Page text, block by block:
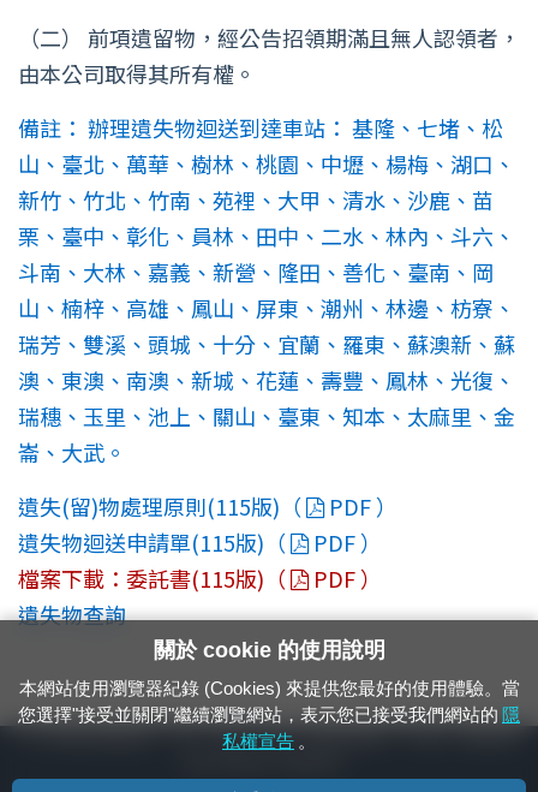
（二） 前項遺留物，經公告招領期滿且無人認領者，
由本公司取得其所有權。
備註： 辦理遺失物迴送到達車站： 基隆、七堵、松
山、臺北、萬華、樹林、桃園、中壢、楊梅、湖口、
新竹、竹北、竹南、苑裡、大甲、清水、沙鹿、苗
栗、臺中、彰化、員林、田中、二水、林內、斗六、
斗南、大林、嘉義、新營、隆田、善化、臺南、岡
山、楠梓、高雄、鳳山、屏東、潮州、林邊、枋寮、
瑞芳、雙溪、頭城、十分、宜蘭、羅東、蘇澳新、蘇
澳、東澳、南澳、新城、花蓮、壽豐、鳳林、光復、
瑞穗、玉里、池上、關山、臺東、知本、太麻里、金
崙、大武。
遺失(留)物處理原則(115版)（
PDF ）
遺失物迴送申請單(115版)（
PDF ）
檔案下載：委託書(115版)（
PDF ）
遺失物查詢
24小時緊急通報電話：1933（市話、手機，僅限發現軌道、平交道、橋樑及隧
關於 cookie 的使用說明
本網站使用瀏覽器紀錄 (Cookies) 來提供您最好的使用體驗。當
您選擇"接受並關閉"繼續瀏覽網站，表示您已接受我們網站的 隱
私權宣告 。